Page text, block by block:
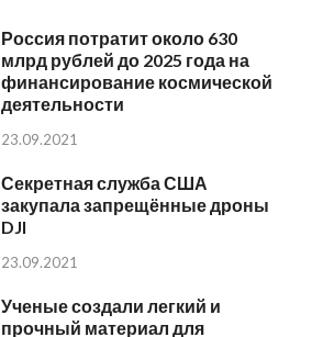
Россия потратит около 630
млрд рублей до 2025 года на
финансирование космической
деятельности
23.09.2021
Секретная служба США
закупала запрещённые дроны
DJI
23.09.2021
Ученые создали легкий и
прочный материал для